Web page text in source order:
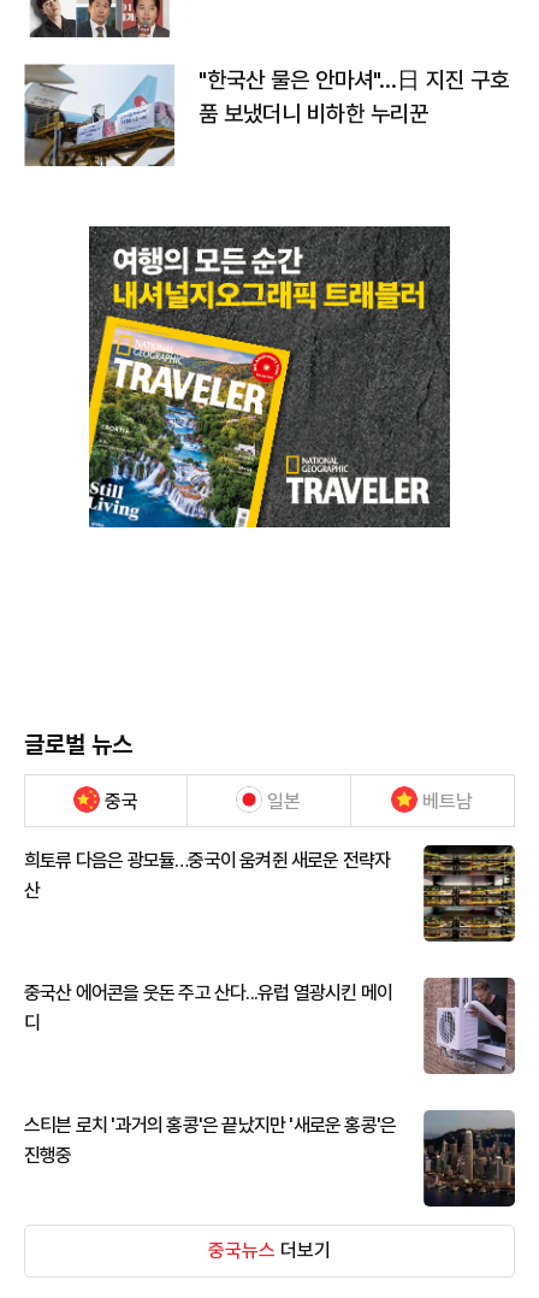
"한국산 물은 안마셔"…日 지진 구호
품 보냈더니 비하한 누리꾼
글로벌 뉴스
중국 일본 베트남
희토류 다음은 광모듈…중국이 움켜쥔 새로운 전략자
산
중국산 에어콘을 웃돈 주고 산다...유럽 열광시킨 메이
디
스티븐 로치 '과거의 홍콩'은 끝났지만 '새로운 홍콩'은
진행중
중국뉴스 더보기